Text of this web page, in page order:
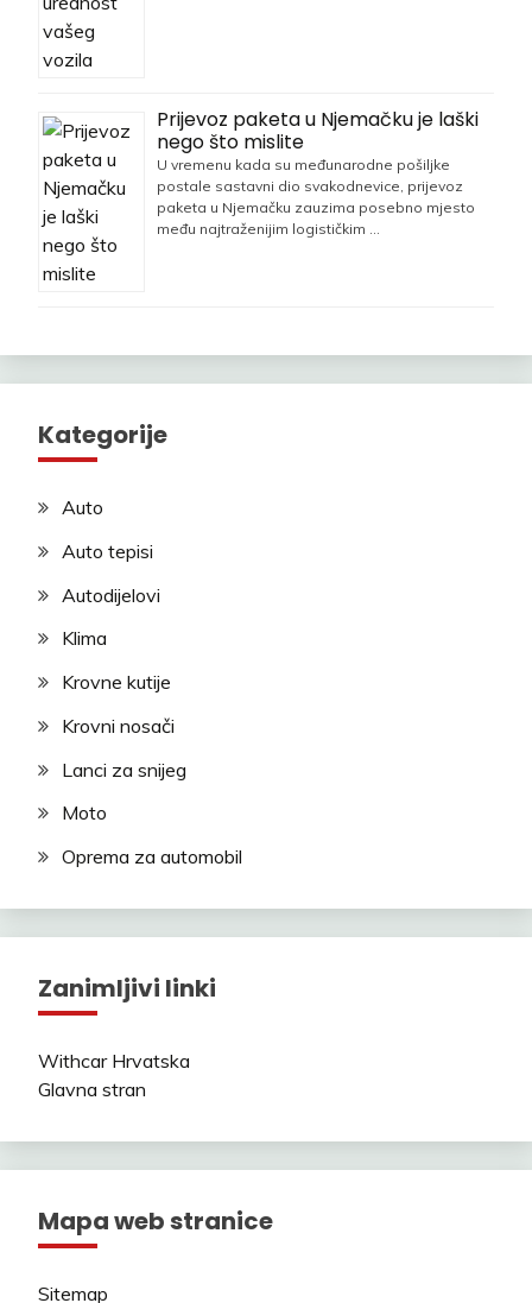
Prijevoz paketa u Njemačku je laški
nego što mislite
U vremenu kada su međunarodne pošiljke
postale sastavni dio svakodnevice, prijevoz
paketa u Njemačku zauzima posebno mjesto
među najtraženijim logističkim …
Kategorije
Auto
Auto tepisi
Autodijelovi
Klima
Krovne kutije
Krovni nosači
Lanci za snijeg
Moto
Oprema za automobil
Zanimljivi linki
Withcar Hrvatska
Glavna stran
Mapa web stranice
Sitemap